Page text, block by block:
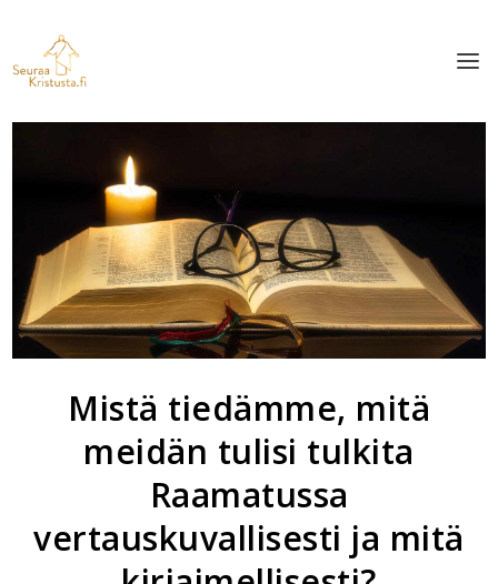
Mistä tiedämme, mitä
meidän tulisi tulkita
Raamatussa
vertauskuvallisesti ja mitä